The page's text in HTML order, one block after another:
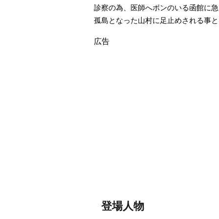
診察の為、医師へボンのいる函館に
孤島となった山村に足止めされる事
広告
登場人物